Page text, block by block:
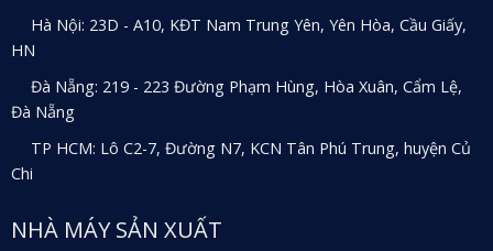
Hà Nội: 23D - A10, KĐT Nam Trung Yên, Yên Hòa, Cầu Giấy,
HN
Đà Nẵng: 219 - 223 Đường Phạm Hùng, Hòa Xuân, Cẩm Lệ,
Đà Nẵng
TP HCM: Lô C2-7, Đường N7, KCN Tân Phú Trung, huyện Củ
Chi
NHÀ MÁY SẢN XUẤT